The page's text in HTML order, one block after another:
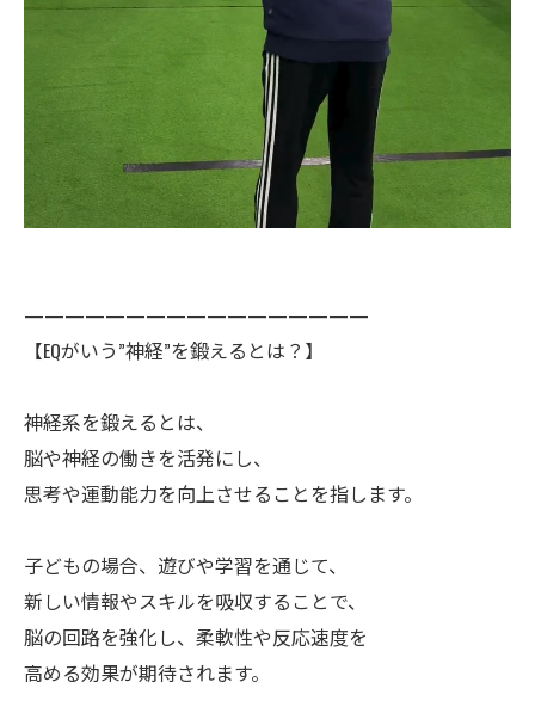
—————————————————
【EQがいう”神経”を鍛えるとは？】
神経系を鍛えるとは、
脳や神経の働きを活発にし、
思考や運動能力を向上させることを指します。
子どもの場合、遊びや学習を通じて、
新しい情報やスキルを吸収することで、
脳の回路を強化し、柔軟性や反応速度を
高める効果が期待されます。